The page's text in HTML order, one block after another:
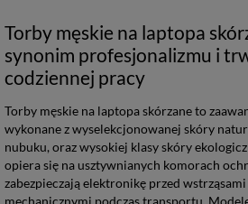
Torby męskie na laptopa
synonim profesjonalizmu i
codziennej pracy
Torby męskie na laptopa skórzane to
wykonane z wyselekcjonowanej skóry
nubuku, oraz wysokiej klasy skóry
opiera się na usztywnianych komorach
zabezpieczają elektronikę przed
mechanicznymi podczas transportu.